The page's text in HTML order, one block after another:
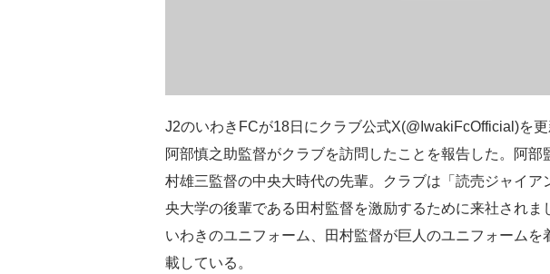
J2のいわきFCが18日にクラブ公式X(@IwakiFcOfficial)を
阿部慎之助監督がクラブを訪問したことを報告した。阿部
村雄三監督の中央大時代の先輩。クラブは「読売ジャイア
央大学の後輩である田村監督を激励するために来社されま
いわきのユニフォーム、田村監督が巨人のユニフォームを
載している。